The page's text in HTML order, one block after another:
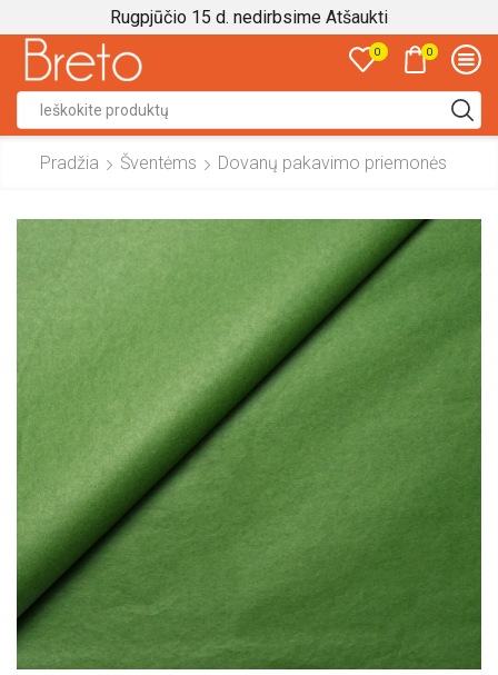
Rugpjūčio 15 d. nedirbsime Atšaukti
0 0
input
Pradžia Šventėms Dovanų pakavimo priemonės